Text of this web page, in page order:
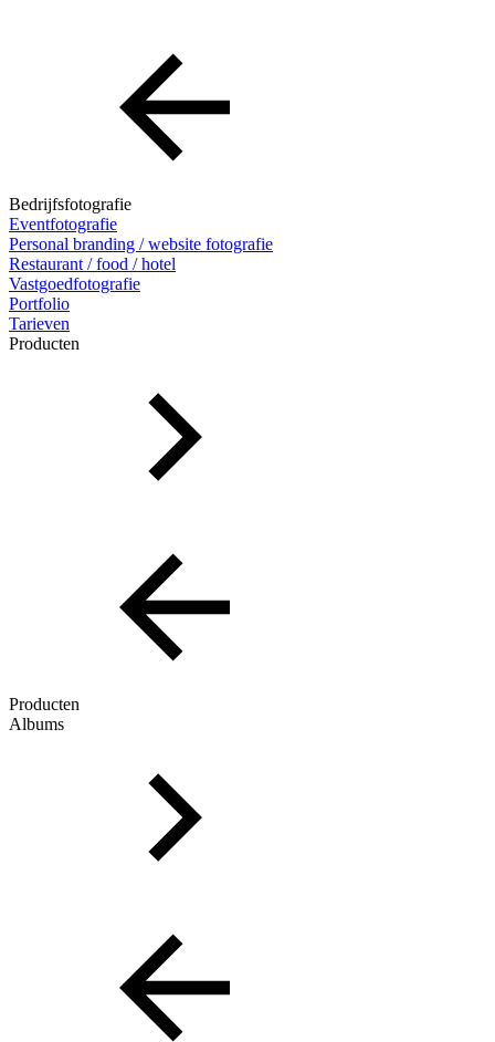
Bedrijfsfotografie
Eventfotografie
Personal branding / website fotografie
Restaurant / food / hotel
Vastgoedfotografie
Portfolio
Tarieven
Producten
Producten
Albums